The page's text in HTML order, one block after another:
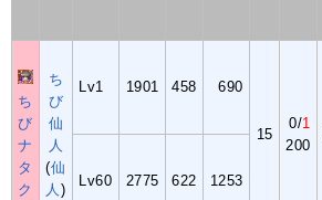
ち
び
ナ
タ
ク
ち
び
仙
人
(仙
人 )
Lv1 1901 458 690
15
0/1
200
Lv60 2775 622 1253